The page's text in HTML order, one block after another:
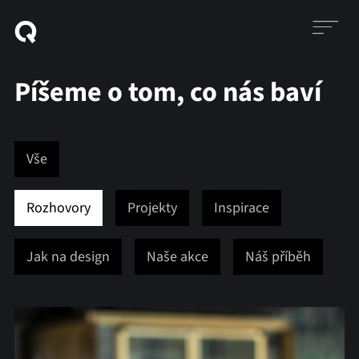
Píšeme o tom, co nás baví
Vše
Rozhovory Projekty Inspirace
Jak na design Naše akce Náš příběh